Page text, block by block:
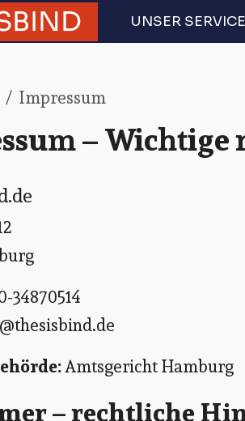
UNSER SERVICE
Impressum
–
34870514
Amtsgericht Hamburg